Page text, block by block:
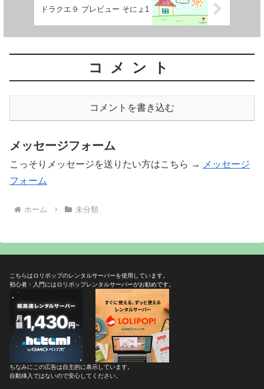
ドラクエ９ プレビュー そにょ1
コメント
コメントを書き込む
メッセージフォーム
こっそりメッセージを送りたい方はこちら →
メッセージ
フォーム
ホーム 未分類
こちらはロリポップのレンタルサーバーを使用しています。
初心者・入門にはロリポップレンタルサーバーがお勧めです。
ちなみにこの広告は自主的に表示しています。
自動挿入ではないので安心してください。